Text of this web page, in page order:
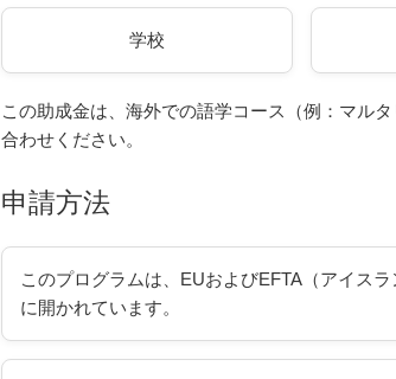
学校
この助成金は、海外での語学コース（例：マル
合わせください。
申請方法
このプログラムは、EUおよびEFTA（アイス
に開かれています。